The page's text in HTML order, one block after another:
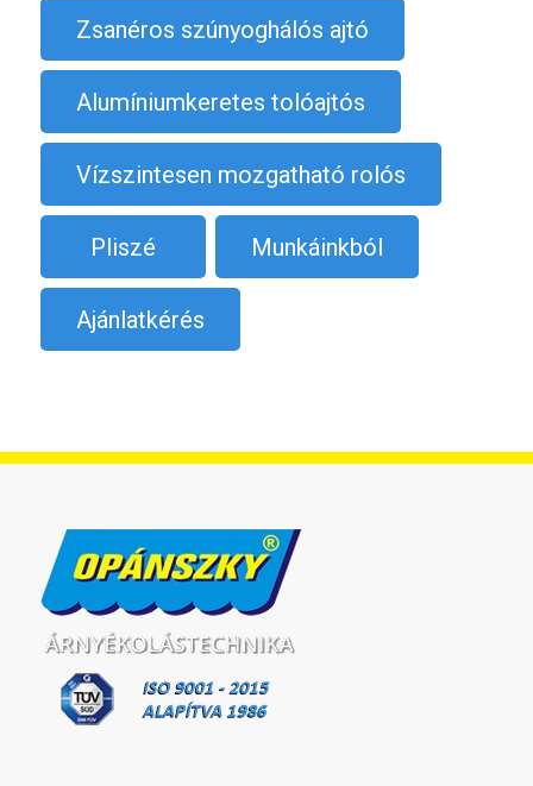
Zsanéros szúnyoghálós ajtó
Alumíniumkeretes tolóajtós
Vízszintesen mozgatható rolós
Pliszé Munkáinkból
Ajánlatkérés